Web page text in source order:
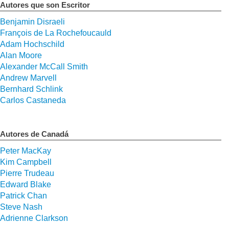
Autores que son Escritor
Benjamin Disraeli
François de La Rochefoucauld
Adam Hochschild
Alan Moore
Alexander McCall Smith
Andrew Marvell
Bernhard Schlink
Carlos Castaneda
Autores de Canadá
Peter MacKay
Kim Campbell
Pierre Trudeau
Edward Blake
Patrick Chan
Steve Nash
Adrienne Clarkson